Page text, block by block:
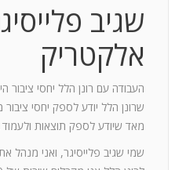
שגיב
אלקטריק
העבודה עם רונן הלל יחסי ציבור
שרונן הלל יודע לספק יחסי
מאד שיודע לספק תוצאות ולעמוד
שמי שגיב פלייסיגר, ואני מנהל